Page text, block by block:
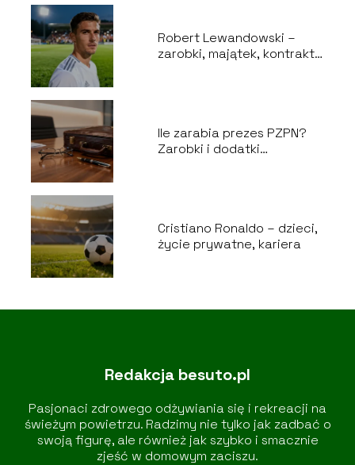
Robert Lewandowski –
zarobki, majątek, kontrakt,
Ile zarabia prezes PZPN?
Zarobki i dodatki
Cristiano Ronaldo – dzieci,
życie prywatne, kariera
Redakcja besuto.pl
Pasjonaci zdrowego odżywiania się i rekreacji na
świeżym powietrzu. Radzimy nie tylko jak zadbać o
swoją figurę, ale również jak szybko i smacznie
zjeść w domowym zaciszu.